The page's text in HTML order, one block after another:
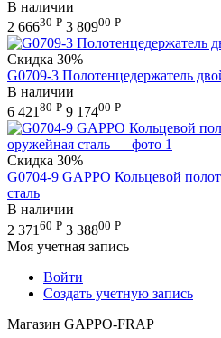
В наличии
2 66630 Р 3 80900 Р
Скидка 30%
G0709-3 Полотенцедержатель
В наличии
6 42180 Р 9 17400 Р
Скидка 30%
G0704-9 GAPPO Кольцевой
сталь
В наличии
2 371 60 Р 3 38800 Р
Моя учетная запись
Войти
Создать учетную запись
Магазин GAPPO-FRAP